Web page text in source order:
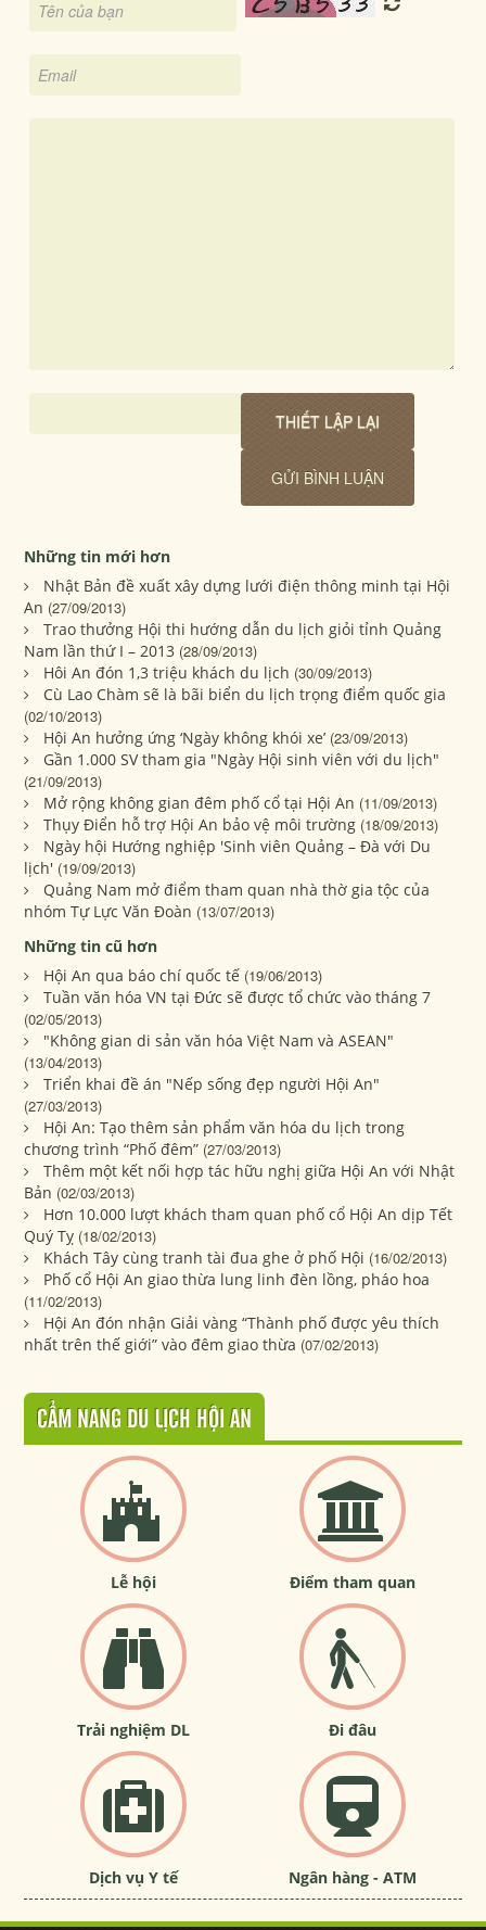
Những tin mới hơn
Nhật Bản đề xuất xây dựng lưới điện thông minh tại Hội
An (27/09/2013)
Trao thưởng Hội thi hướng dẫn du lịch giỏi tỉnh Quảng
Nam lần thứ I – 2013 (28/09/2013)
Hôi An đón 1,3 triệu khách du lịch (30/09/2013)
Cù Lao Chàm sẽ là bãi biển du lịch trọng điểm quốc gia
(02/10/2013)
Hội An hưởng ứng ‘Ngày không khói xe’ (23/09/2013)
Gần 1.000 SV tham gia "Ngày Hội sinh viên với du lịch"
(21/09/2013)
Mở rộng không gian đêm phố cổ tại Hội An (11/09/2013)
Thụy Điển hỗ trợ Hội An bảo vệ môi trường (18/09/2013)
Ngày hội Hướng nghiệp 'Sinh viên Quảng – Đà với Du
lịch' (19/09/2013)
Quảng Nam mở điểm tham quan nhà thờ gia tộc của
nhóm Tự Lực Văn Đoàn (13/07/2013)
Những tin cũ hơn
Hội An qua báo chí quốc tế (19/06/2013)
Tuần văn hóa VN tại Đức sẽ được tổ chức vào tháng 7
(02/05/2013)
"Không gian di sản văn hóa Việt Nam và ASEAN"
(13/04/2013)
Triển khai đề án "Nếp sống đẹp người Hội An"
(27/03/2013)
Hội An: Tạo thêm sản phẩm văn hóa du lịch trong
chương trình “Phố đêm” (27/03/2013)
Thêm một kết nối hợp tác hữu nghị giữa Hội An với Nhật
Bản (02/03/2013)
Hơn 10.000 lượt khách tham quan phố cổ Hội An dịp Tết
Quý Tỵ (18/02/2013)
Khách Tây cùng tranh tài đua ghe ở phố Hội (16/02/2013)
Phố cổ Hội An giao thừa lung linh đèn lồng, pháo hoa
(11/02/2013)
Hội An đón nhận Giải vàng “Thành phố được yêu thích
nhất trên thế giới” vào đêm giao thừa (07/02/2013)
CẨM NANG DU LỊCH HỘI AN
Lễ hội Điểm tham quan
Trải nghiệm DL Đi đâu
Dịch vụ Y tế Ngân hàng - ATM